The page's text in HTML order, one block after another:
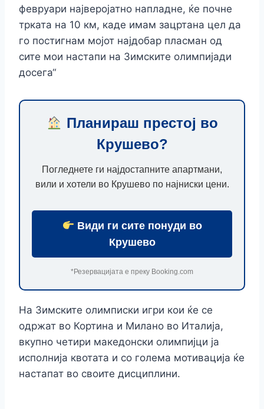
февруари најверојатно напладне, ќе почне
трката на 10 км, каде имам зацртана цел да
го постигнам мојот најдобар пласман од
сите мои настапи на Зимските олимпијади
досега“
Планираш престој во
Крушево?
Погледнете ги најдостапните апартмани,
вили и хотели во Крушево по најниски цени.
Види ги сите понуди во
Крушево
*Резервацијата е преку Booking.com
На Зимските олимписки игри кои ќе се
одржат во Кортина и Милано во Италија,
вкупно четири македонски олимпијци ја
исполнија квотата и со голема мотивација ќе
настапат во своите дисциплини.